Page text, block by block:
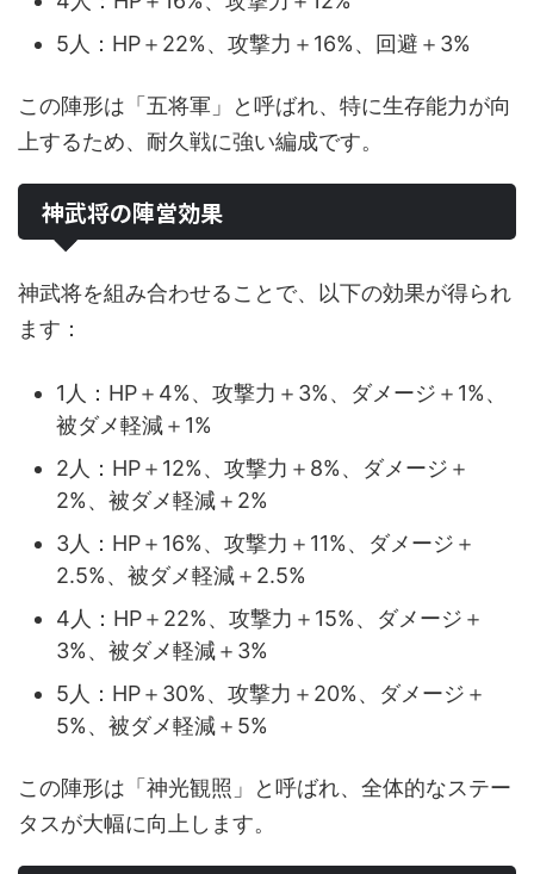
5人：HP＋22%、攻撃力＋16%、回避＋3%
この陣形は「五将軍」と呼ばれ、特に生存能力が向
上するため、耐久戦に強い編成です。
神武将の陣営効果
神武将を組み合わせることで、以下の効果が得られ
ます：
1人：HP＋4%、攻撃力＋3%、ダメージ＋1%、
被ダメ軽減＋1%
2人：HP＋12%、攻撃力＋8%、ダメージ＋
2%、被ダメ軽減＋2%
3人：HP＋16%、攻撃力＋11%、ダメージ＋
2.5%、被ダメ軽減＋2.5%
4人：HP＋22%、攻撃力＋15%、ダメージ＋
3%、被ダメ軽減＋3%
5人：HP＋30%、攻撃力＋20%、ダメージ＋
5%、被ダメ軽減＋5%
この陣形は「神光観照」と呼ばれ、全体的なステー
タスが大幅に向上します。